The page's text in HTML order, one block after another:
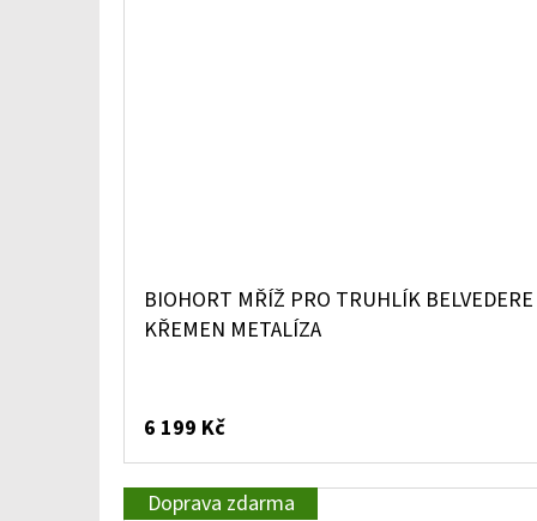
BIOHORT MŘÍŽ PRO TRUHLÍK
KŘEMEN METALÍZA
6 199 Kč
Doprava zdarma